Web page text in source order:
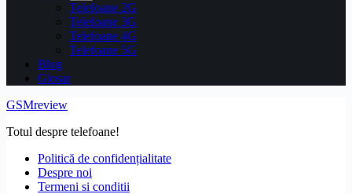
Telefoane 2G
Telefoane 3G
Telefoane 4G
Telefoane 5G
Blog
Glosar
GSMreview
Totul despre telefoane!
Politică de confidențialitate
Despre noi
Termeni si conditii